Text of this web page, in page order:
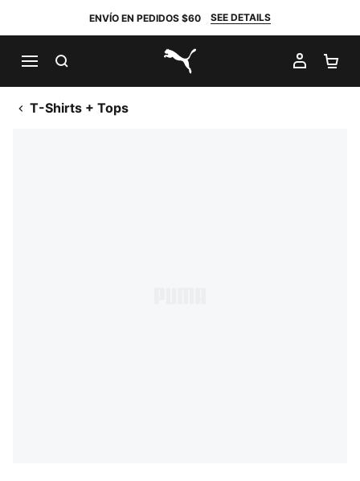
ENVÍO EN PEDIDOS $60 SEE DETAILS
PUMA.com
MI
T-Shirts + Tops